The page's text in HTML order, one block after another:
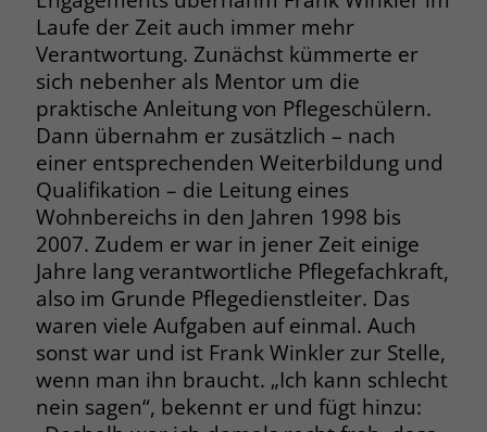
Laufe der Zeit auch immer mehr
Verantwortung. Zunächst kümmerte er
sich nebenher als Mentor um die
praktische Anleitung von Pflegeschülern.
Dann übernahm er zusätzlich – nach
einer entsprechenden Weiterbildung und
Qualifikation – die Leitung eines
Wohnbereichs in den Jahren 1998 bis
2007. Zudem er war in jener Zeit einige
Jahre lang verantwortliche Pflegefachkraft,
also im Grunde Pflegedienstleiter. Das
waren viele Aufgaben auf einmal. Auch
sonst war und ist Frank Winkler zur Stelle,
wenn man ihn braucht. „Ich kann schlecht
nein sagen“, bekennt er und fügt hinzu:
Name _fbp
Anbieter Facebook
Laufzeit 3 Monate
Zweck
Der Zweck von _fbp ist vollständig auf
die Werbe- und Analysebemühungen
von Facebook zurückzuführen. Dieses
Cookie ist ein Erstanbieter-Cookie, d. h.
Facebook platziert es, während ein
Verbraucher auf Facebook ist. Dieses
Cookie verfolgt die Besuche eines
Nutzers auf verschiedenen Websites
und meldet dieses Verhalten an
Facebook. Facebook kann dann die
gesammelten Daten nutzen, um den